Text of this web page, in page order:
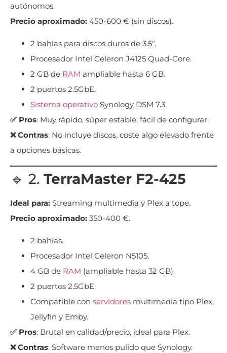
autónomos.
Precio aproximado: 450-600 € (sin discos).
2 bahías para discos duros de 3.5″.
Procesador Intel Celeron J4125 Quad-Core.
2 GB de RAM ampliable hasta 6 GB.
2 puertos 2.5GbE.
Sistema operativo Synology DSM 7.3.
✅ Pros: Muy rápido, súper estable, fácil de configurar.
❌ Contras: No incluye discos, coste algo elevado frente
a opciones básicas.
🔹 2. TerraMaster F2-425
Ideal para: Streaming multimedia y Plex a tope.
Precio aproximado: 350-400 €.
2 bahías.
Procesador Intel Celeron N5105.
4 GB de RAM (ampliable hasta 32 GB).
2 puertos 2.5GbE.
Compatible con servidores multimedia tipo Plex,
Jellyfin y Emby.
✅ Pros: Brutal en calidad/precio, ideal para Plex.
❌ Contras: Software menos pulido que Synology.